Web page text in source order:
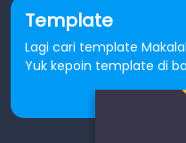
Template
Lagi cari template
Yuk kepoin template di